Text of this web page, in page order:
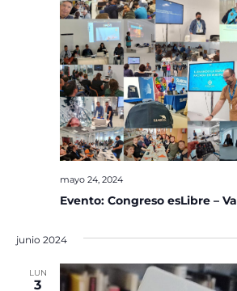
Evento: Congreso esLibre –
mayo 24, 2024
junio 2024
LUN
3